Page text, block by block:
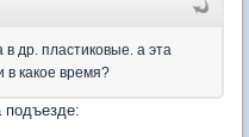
др. пластиковые. а эта
в какое время?
подъезде: